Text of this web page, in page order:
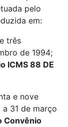
pelo
em:
três
de 1994;
ICMS 88 DE
e nove
31 de março
Convênio